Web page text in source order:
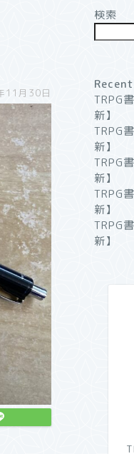
月30日
検索
TRPG
新】
TRPG
新】
TRPG
新】
TRPG
新】
TRPG
新】